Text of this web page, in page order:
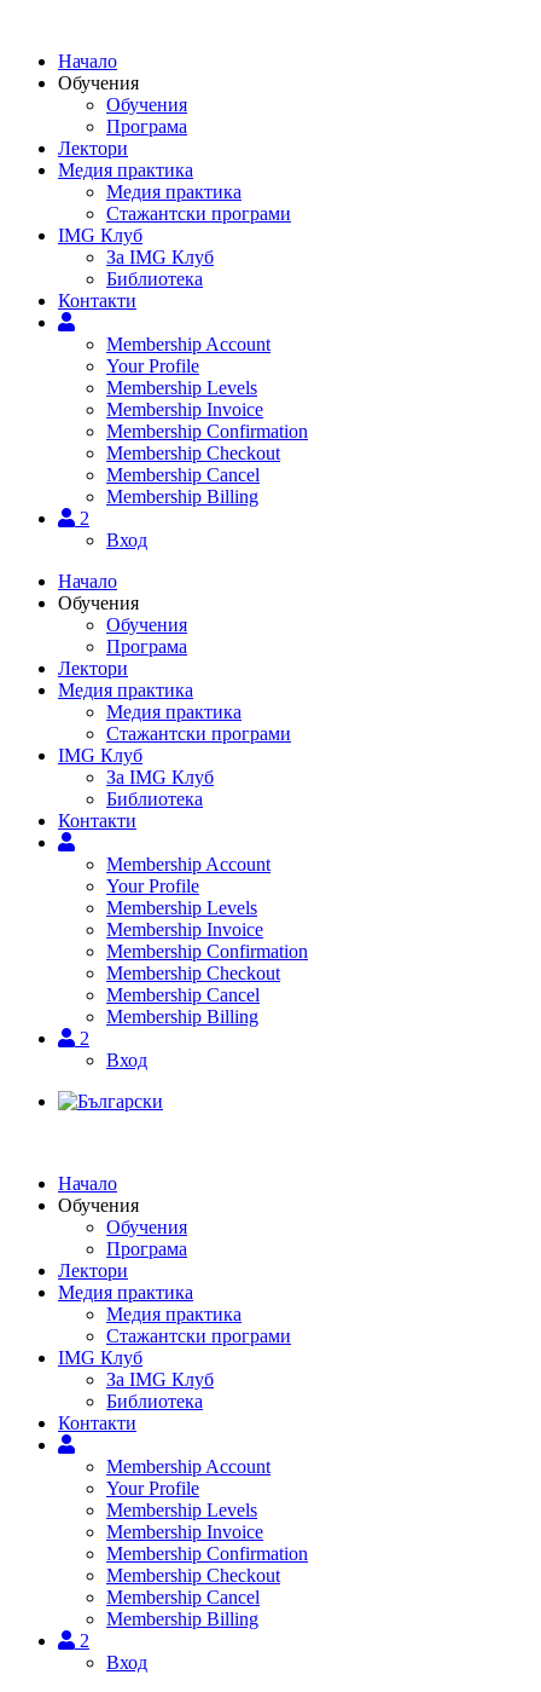
contentНачало
Обучения
Обучения
Програма
Лектори
Медия практика
Медия практика
Стажантски програми
IMG Клуб
За IMG Клуб
Библиотека
Контакти
Membership Account
Your Profile
Membership Levels
Membership Invoice
Membership Confirmation
Membership Checkout
Membership Cancel
Membership Billing
2
Вход
Начало
Обучения
Обучения
Програма
Лектори
Медия практика
Медия практика
Стажантски програми
IMG Клуб
За IMG Клуб
Библиотека
Контакти
Membership Account
Your Profile
Membership Levels
Membership Invoice
Membership Confirmation
Membership Checkout
Membership Cancel
Membership Billing
2
Вход
Начало
Обучения
Обучения
Програма
Лектори
Медия практика
Медия практика
Стажантски програми
IMG Клуб
За IMG Клуб
Библиотека
Контакти
Membership Account
Your Profile
Membership Levels
Membership Invoice
Membership Confirmation
Membership Checkout
Membership Cancel
Membership Billing
2
Вход